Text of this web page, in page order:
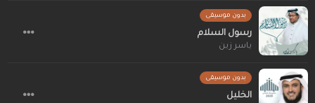
بدون موسيقى
رسول السلام
ياسر زين
بدون موسيقى
الخليل